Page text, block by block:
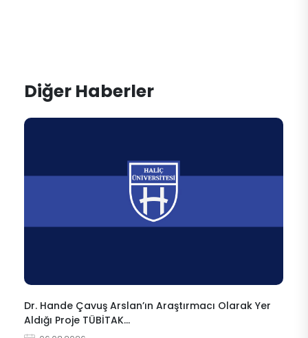
Diğer Haberler
Dr. Hande Çavuş Arslan’ın Araştırmacı Olarak Yer
Aldığı Proje TÜBİTAK…